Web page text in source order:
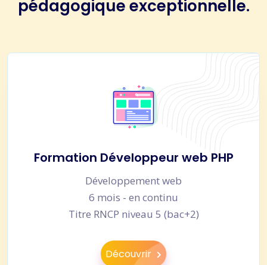
pédagogique exceptionnelle.
Formation Développeur web PHP
Développement web
6 mois - en continu
Titre RNCP niveau 5 (bac+2)
Découvrir